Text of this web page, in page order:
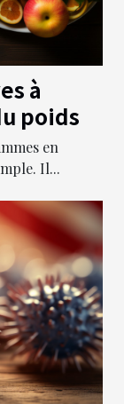
à
poids
en
Il...